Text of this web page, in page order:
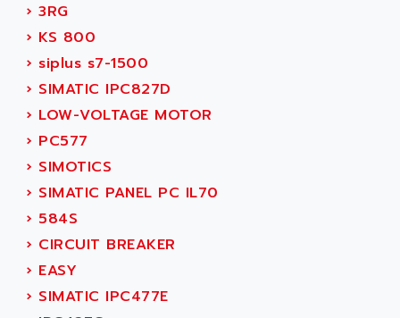
PANELVIEW 1000
NT620C
SIMATIC S5-101
SIMATIC TOUCH PANEL
S900 II
S900
PHASEO
SIMATIC-S5
SIMATIC FIELD PG
LOGO!
RJ3
A03B
AIR
AIR ET PULVERISATION
AIR LIQUIDE
AIR SYSTEMS
AIR WORTHINGTON CREYSSENSAC
AIRBUS
AIRCOM
AIRELEC
AIRMASTER R1
AIRMASTER R1HMI
AIRMAT
› 3RG
› KS 800
› siplus s7-1500
› SIMATIC IPC827D
› LOW-VOLTAGE MOTOR
› PC577
› SIMOTICS
› SIMATIC PANEL PC IL70
› 584S
› CIRCUIT BREAKER
› EASY
› SIMATIC IPC477E